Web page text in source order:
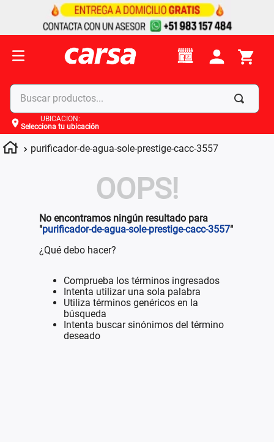
Buscar productos...
UBICACIÓN:
Selecciona tu ubicación
purificador-de-agua-sole-prestige-cacc-3557
OOPS!
No encontramos ningún resultado para
"purificador-de-agua-sole-prestige-cacc-3557"
¿Qué debo hacer?
Comprueba los términos ingresados
Intenta utilizar una sola palabra
Utiliza términos genéricos en la
búsqueda
Intenta buscar sinónimos del término
deseado
Términos más buscados
1.
celulares
apple